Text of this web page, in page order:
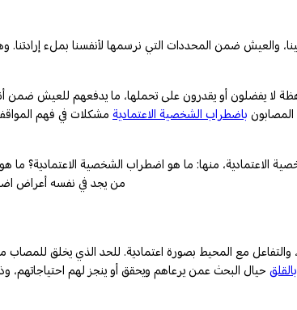
والعيش ضمن المحددات التي نرسمها لأنفسنا بملء
المصابون باضطراب الشخصية الاعتمادية مشكلات في فهم
الاعتمادية، منها: ما هو اضطراب الشخصية الاعتمادية؟
من يجد في نفسه أعراض
والتفاعل مع المحيط بصورة اعتمادية. للحد الذي يخلق
بالقلق حيال البحث عمن يرعاهم ويحقق أو ينجز لهم